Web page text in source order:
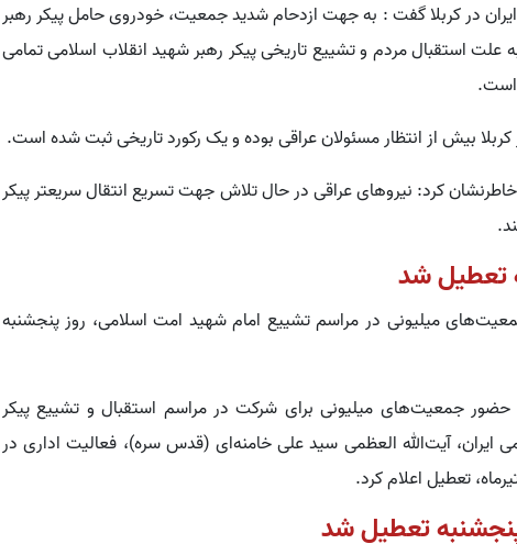
در کربلا گفت : به جهت ازدحام شدید جمعیت، خودروی حامل پیکر رهبر
استقبال مردم و تشییع تاریخی پیکر رهبر شهید انقلاب اسلامی تمامی
است.
بیش از انتظار مسئولان عراقی بوده و یک رکورد تاریخی ثبت شده است.
کرد: نیروهای عراقی در حال تلاش جهت تسریع انتقال سریعتر پیکر
تعطیل شد
میلیونی در مراسم تشییع امام شهید امت اسلامی، روز پنجشنبه
حضور جمعیت‌های میلیونی برای شرکت در مراسم استقبال و تشییع پیکر
ایران، آیت‌الله العظمی سید علی خامنه‌ای (قدس سره)، فعالیت اداری در
تعطیل اعلام کرد.
تعطیل شد